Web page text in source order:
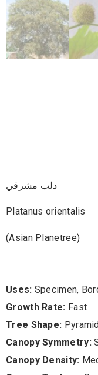
دلب مشرقي
Platanus orientalis
(Asian Planetree)
Uses: Specimen,
Growth Rate: Fast
Tree Shape:
Canopy Symmetry:
Canopy Density: